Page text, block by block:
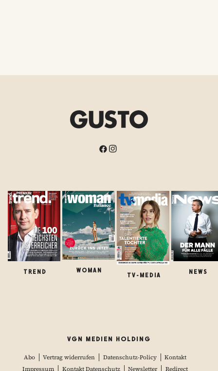
TREND WOMAN
TV-MEDIA
NEWS
VGN MEDIEN HOLDING
Abo Vertrag widerrufen Datenschutz-Policy
Kontakt
Impressum
Kontakt Datenschutz Newsletter Redirect